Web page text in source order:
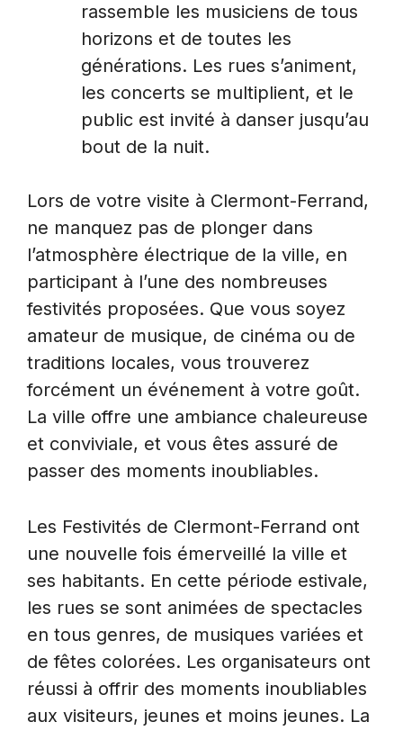
rassemble les musiciens de tous
horizons et de toutes les
générations. Les rues s’animent,
les concerts se multiplient, et le
public est invité à danser jusqu’au
bout de la nuit.
Lors de votre visite à Clermont-Ferrand,
ne manquez pas de plonger dans
l’atmosphère électrique de la ville, en
participant à l’une des nombreuses
festivités proposées. Que vous soyez
amateur de musique, de cinéma ou de
traditions locales, vous trouverez
forcément un événement à votre goût.
La ville offre une ambiance chaleureuse
et conviviale, et vous êtes assuré de
passer des moments inoubliables.
Les Festivités de Clermont-Ferrand ont
une nouvelle fois émerveillé la ville et
ses habitants. En cette période estivale,
les rues se sont animées de spectacles
en tous genres, de musiques variées et
de fêtes colorées. Les organisateurs ont
réussi à offrir des moments inoubliables
aux visiteurs, jeunes et moins jeunes. La